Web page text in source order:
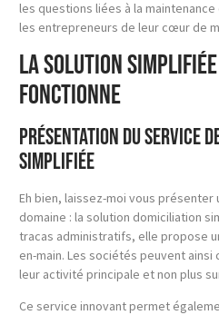
les questions liées à la
les entrepreneurs de leur cœur de
La solution
fonctionne
Présentation du service
simplifiée
Eh bien, laissez-moi vous
domaine : la solution domiciliation
tracas administratifs, elle propose
en-main. Les sociétés peuvent
leur activité principale et non plus
Ce service innovant permet